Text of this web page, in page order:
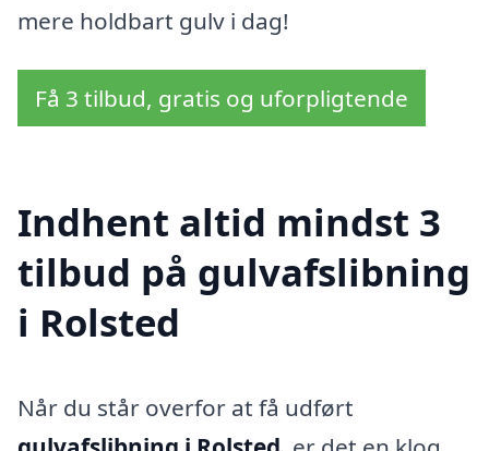
mere holdbart gulv i dag!
Få 3 tilbud, gratis og uforpligtende
Indhent altid mindst 3
tilbud på gulvafslibning
i Rolsted
Når du står overfor at få udført